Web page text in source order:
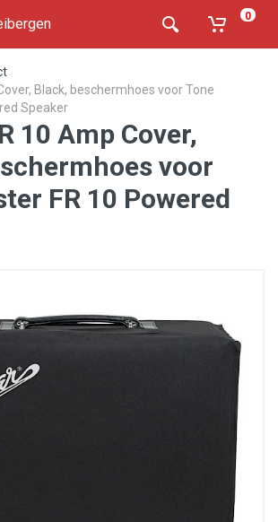
0
Black, beschermhoes voor Tone
Speaker
10 Amp Cover,
voor
FR 10 Powered